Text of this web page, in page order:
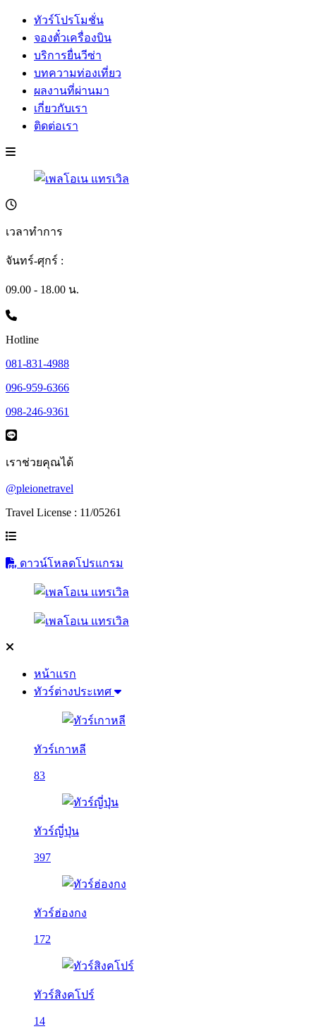
ทัวร์โปรโมชั่น
จองตั๋วเครื่องบิน
บริการยื่นวีซ่า
บทความท่องเที่ยว
ผลงานที่ผ่านมา
เกี่ยวกับเรา
ติดต่อเรา
เวลาทำการ
จันทร์-ศุกร์ :
09.00 - 18.00 น.
Hotline
081-831-4988
096-959-6366
098-246-9361
เราช่วยคุณได้
@pleionetravel
Travel License : 11/05261
ดาวน์โหลดโปรแกรม
หน้าแรก
ทัวร์ต่างประเทศ
ทัวร์เกาหลี
83
ทัวร์ญี่ปุ่น
397
ทัวร์ฮ่องกง
172
ทัวร์สิงคโปร์
14